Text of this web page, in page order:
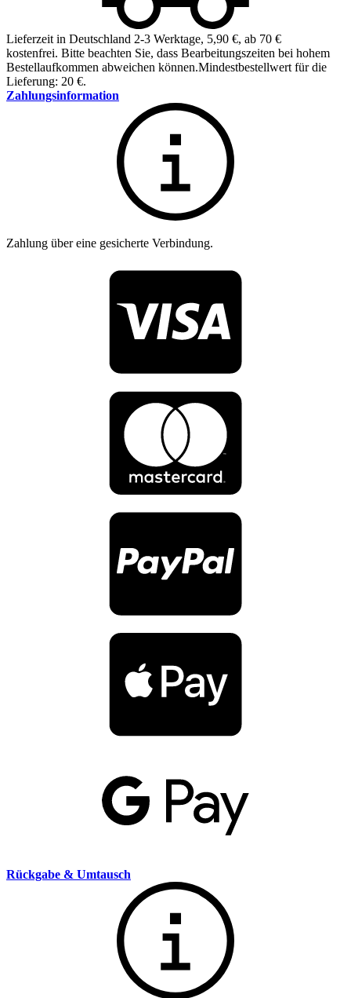
Lieferzeit in Deutschland 2-3 Werktage, 5,90 €, ab 70 €
kostenfrei. Bitte beachten Sie, dass Bearbeitungszeiten bei hohem
Bestellaufkommen abweichen können.Mindestbestellwert für die
Lieferung: 20 €.
Zahlungsinformation
Zahlung über eine gesicherte Verbindung.
Rückgabe & Umtausch